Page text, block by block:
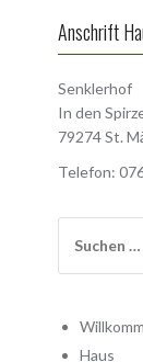
Anschrift
Senklerhof
In den
79274 St.
Telefon:
nach:
Haus